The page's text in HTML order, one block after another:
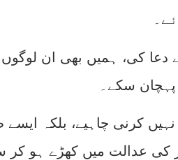
دعا کی، ہمیں بھی ان لوگوں
پہچان سکے۔
کرنی چاہیے، بلکہ ایسے
کی عدالت میں کھڑے ہو کر